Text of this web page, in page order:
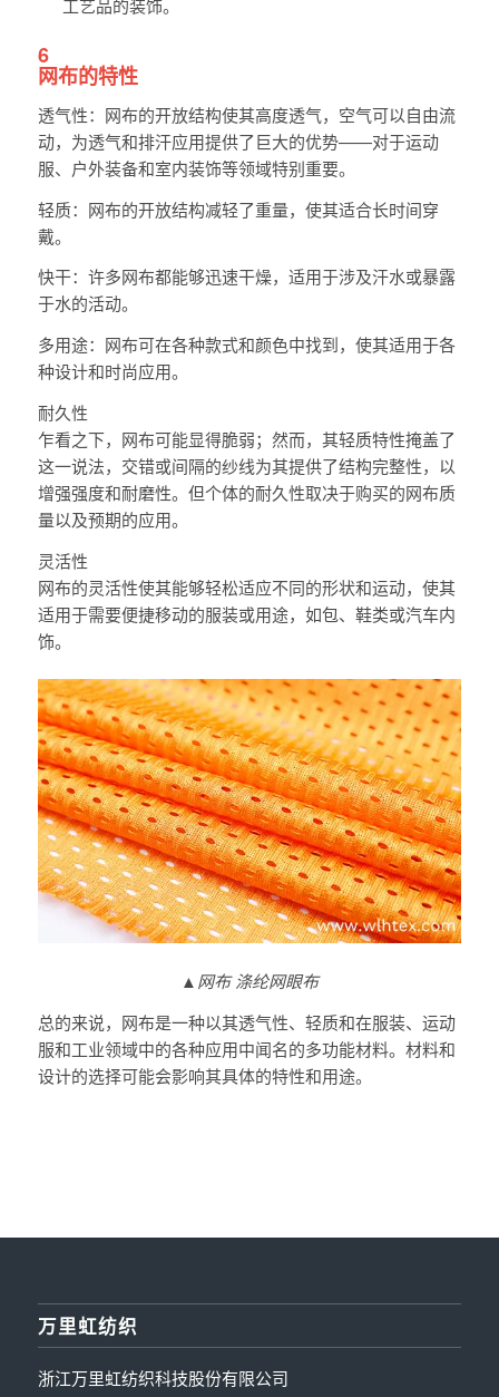
工艺品的装饰。
6
网布的特性
透气性：网布的开放结构使其高度透气，空气可以自由流
动，为透气和排汗应用提供了巨大的优势——对于运动
服、户外装备和室内装饰等领域特别重要。
轻质：网布的开放结构减轻了重量，使其适合长时间穿
戴。
快干：许多网布都能够迅速干燥，适用于涉及汗水或暴露
于水的活动。
多用途：网布可在各种款式和颜色中找到，使其适用于各
种设计和时尚应用。
耐久性
乍看之下，网布可能显得脆弱；然而，其轻质特性掩盖了
这一说法，交错或间隔的纱线为其提供了结构完整性，以
增强强度和耐磨性。但个体的耐久性取决于购买的网布质
量以及预期的应用。
灵活性
网布的灵活性使其能够轻松适应不同的形状和运动，使其
适用于需要便捷移动的服装或用途，如包、鞋类或汽车内
饰。
▲网布 涤纶网眼布
总的来说，网布是一种以其透气性、轻质和在服装、运动
服和工业领域中的各种应用中闻名的多功能材料。材料和
设计的选择可能会影响其具体的特性和用途。
万里虹纺织
浙江万里虹纺织科技股份有限公司